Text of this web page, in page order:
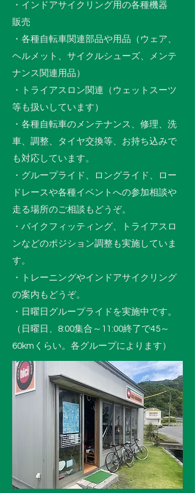
・インドアサイクリング用の各種機器
販売
・各種自転車関連部品や用品（ウェア、
ヘルメット、サイクルシューズ、メンテ
ナンス関連用品）
・トライアスロン関連（ウェットスーツ
等も扱いしています）
・各種自転車のメンテナンス、修理、洗
車、調整、タイヤ交換等、お持ち込みで
も対応しています。
・グループライド、ロングライド、ロー
ドレースや各種イベントへの参加相談や
走る場所のご相談もどうぞ。
・バイクフィッティング、トライアスロ
ンなどのポジション調整も実施していま
す。
・トレーニングやインドアサイクリング
の案内もどうぞ。
・日曜日グループライドを実施中です。
（日曜日、8:00集合～11:00終了で45～
60kmくらい。各グループによります）